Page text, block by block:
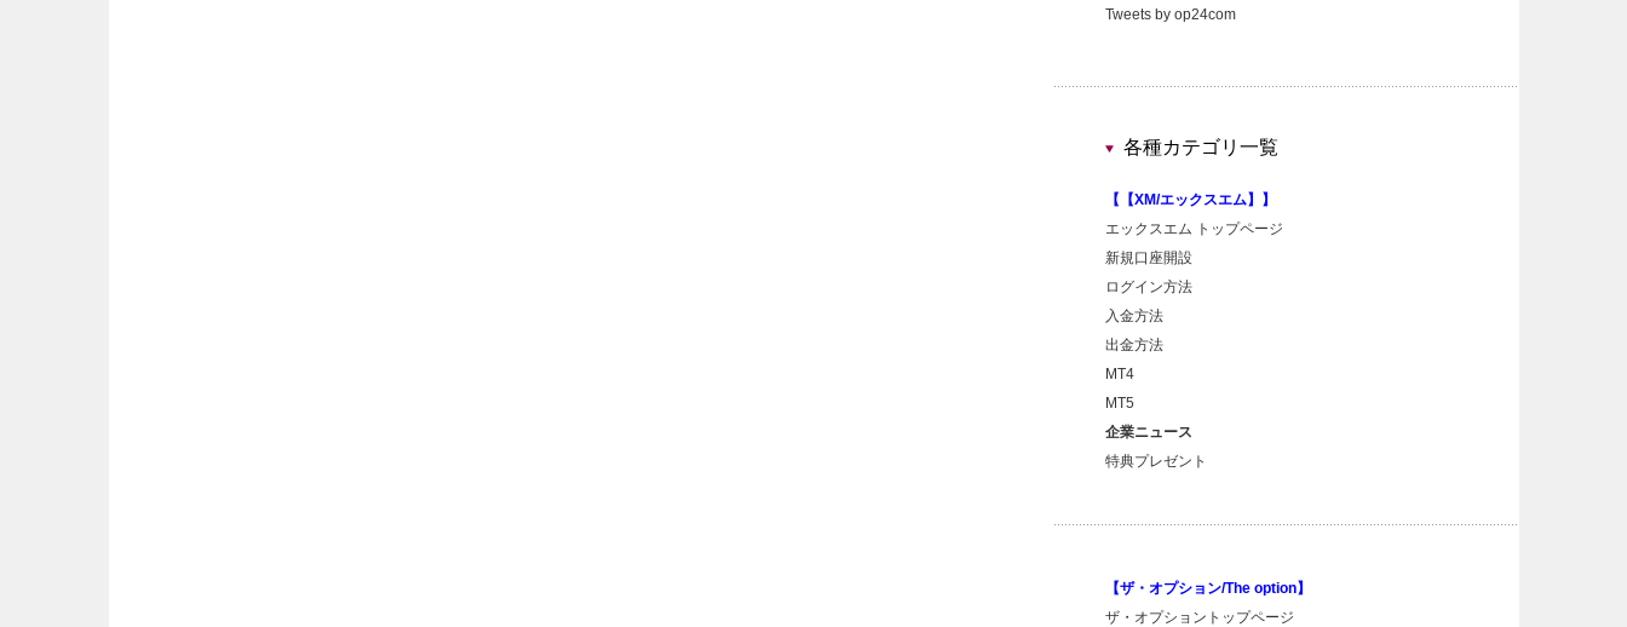
Tweets by op24com
各種カテゴリ一覧
【【XM/エックスエム】】
エックスエム トップページ
新規口座開設
ログイン方法
入金方法
出金方法
MT4
MT5
企業ニュース
特典プレゼント
【ザ・オプション/The option】
ザ・オプショントップページ